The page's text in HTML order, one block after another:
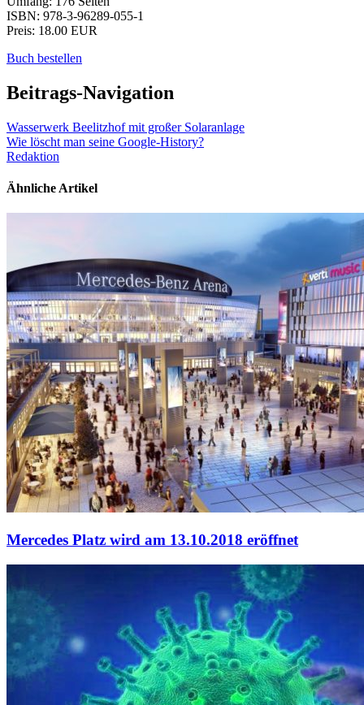
ISBN: 978-3-96289-055-1
Preis: 18.00 EUR
Buch bestellen
Beitrags-Navigation
Wasserwerk Beelitzhof mit großer Solaranlage
Wie löscht man seine Google-History?
Redaktion
Ähnliche Artikel
Mercedes Platz wird am 13.10.2018 eröffnet